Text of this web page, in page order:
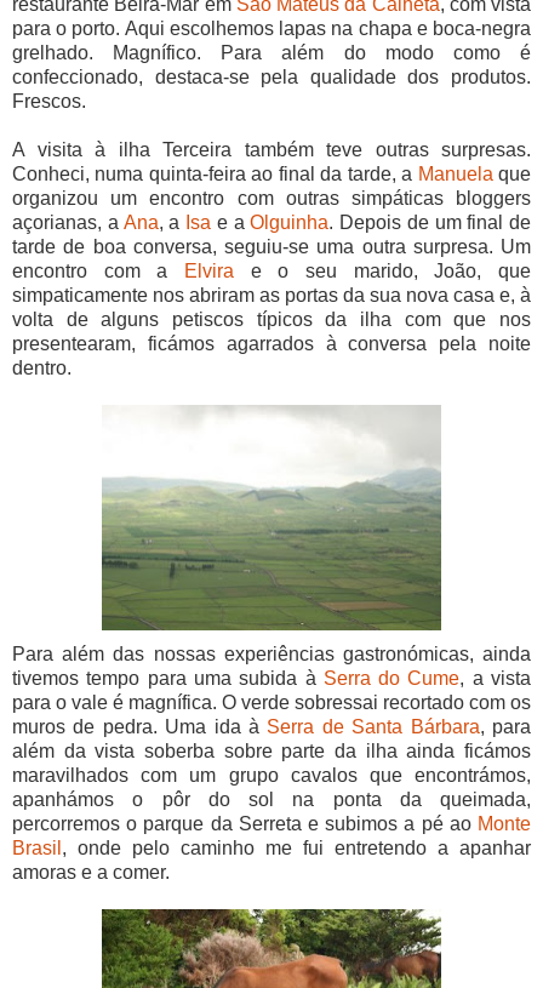
para o porto. Aqui escolhemos lapas na chapa e boca-negra
grelhado. Magnífico. Para além do modo como é
confeccionado, destaca-se pela qualidade dos produtos.
Frescos.
A visita à ilha Terceira também teve outras surpresas.
Conheci, numa quinta-feira ao final da tarde, a Manuela que
organizou um encontro com outras simpáticas bloggers
açorianas, a Ana, a Isa e aOlguinha. Depois de um final de
tarde de boa conversa, seguiu-se uma outra surpresa. Um
encontro com a
Elvira e o seu marido, João, que
simpaticamente nos abriram as portas da sua nova casa e, à
volta de alguns petiscos típicos da ilha com que nos
presentearam, ficámos agarrados à conversa pela noite
dentro.
Para além das nossas experiências gastronómicas, ainda
tivemos tempo para uma subida à Serra do Cume, a vista
para o vale é magnífica. O verde sobressai recortado com os
muros de pedra. Uma ida à Serra de Santa Bárbara, para
além da vista soberba sobre parte da ilha ainda ficámos
maravilhados com um grupo cavalos que encontrámos,
apanhámos o pôr do sol na ponta da queimada,
percorremos o parque da Serreta e subimos a pé ao Monte
Brasil , onde pelo caminho me fui entretendo a apanhar
amoras e a comer.